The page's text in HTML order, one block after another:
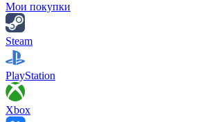
Мои покупки
Steam
PlayStation
Xbox